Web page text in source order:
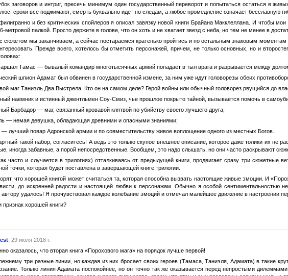
заговоров и интриг, пресечь минимум один государственный переворот и попытаться остаться в
сроки все поджимают, смерть буквально идет по следам, а любое промедление означает бесславную
и без критических спойлеров я описал завязку новой книги Брайана Макклеллана. И чтобы
метровой палкой. Просто держите в голове, что он хоть и не хватает звезд с неба, но тем не менее в
сюжетом мы заканчиваем, а сейчас постараемся кратенько пройтись и по остальным знаковым
Прежде всего, хотелось бы отметить персонажей, причем, не только основных, но и
Тамас — бывалый командир многотысячных армий попадает в тыл врага и разрывается между
шпион Адамат был обвинен в государственной измене, за ним уже идут головорезы обеих
маг Таниэль Два Выстрела. Кто он на самом деле? Герой войны или обычный головорез рвущийся до
наемник и истинный джентльмен Соу-Смиз, чье прошлое покрыто тайной, вызывается помочь в
Барбадор — маг, связанный кровавой клятвой по убийству своего лучшего друга;
— немая девушка, обладающая древними и опасными знаниями;
лучший повар Адронской армии и по совместительству живое воплощение одного из местных Богов.
такой набор, согласитесь! А ведь это только скупое внешнее описание, которое даже толики их
иногда забавные, а порой непосредственные. Вообщем, это надо слышать, но они часто раскрывают
часто и случается в трилогиях) отталкиваясь от предыдущей книги, продвигает сразу три
точки, которая будет поставлена в завершающей книге трилогии.
что хорошей книгой может считаться та, которая способна вызвать настоящие живые эмоции. И
до искренней радости и настоящей любви к персонажам. Обычно я особой сентиментальностью
удалось! Я прочувствовал каждое колебание эмоций и отмечал малейшее движение в настроении
признак хорошей книги?
, 29 июля 2018 г.
оказалось, что вторая книга «Порохового мага» на порядок лучше первой!
три разные линии, но каждая из них бросает своих героев (Тамаса, Таниэля, Адамата) в такие
Только линия Адамата поспокойнее, но он точно так же оказывается перед непростыми